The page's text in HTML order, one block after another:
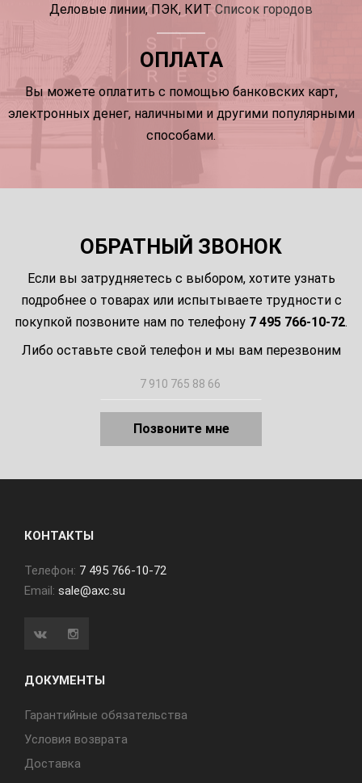
Деловые линии, ПЭК, КИТ Список городов
ОПЛАТА
Вы можете оплатить с помощью банковских карт,
электронных денег, наличными и другими популярными
способами.
ОБРАТНЫЙ ЗВОНОК
Если вы затрудняетесь с выбором, хотите узнать
подробнее о товарах или испытываете трудности с
покупкой позвоните нам по телефону 7 495 766-10-72.
Либо оставьте свой телефон и мы вам перезвоним
Позвоните мне
КОНТАКТЫ
Телефон: 7 495 766-10-72
Email: sale@axc.su
ДОКУМЕНТЫ
Гарантийные обязательства
Условия возврата
Доставка